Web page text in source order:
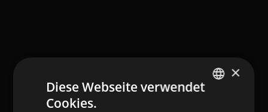
×
Diese Webseite verwendet
Cookies.